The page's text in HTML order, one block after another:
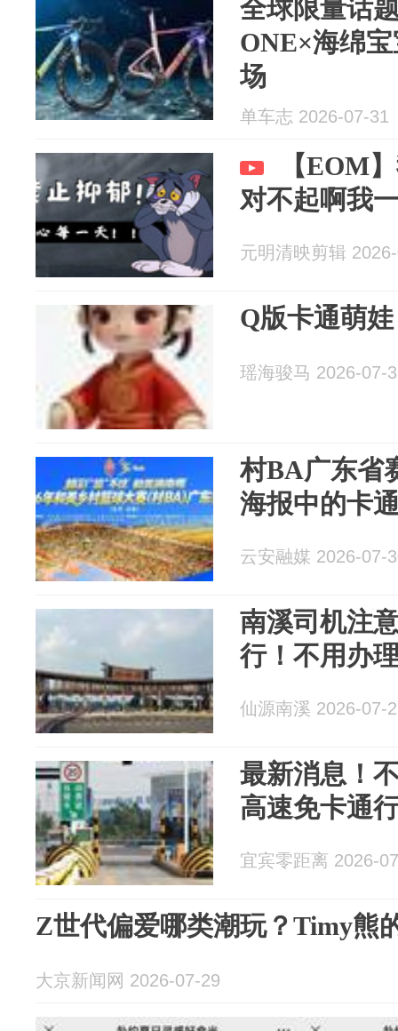
全球限量话
ONE×海绵
场
单车志 2026-07-31
【EOM
对不起啊我
元明清映剪辑
Q版卡通萌娃
瑶海骏马 2026-07-
村BA广东省
海报中的卡
云安融媒 2026-07-
南溪司机注
行！不用办
仙源南溪 2026-07-
最新消息！
高速免卡通
宜宾零距离 2026-
Z世代偏爱哪类潮玩？Timy熊
大京新闻网 2026-07-29